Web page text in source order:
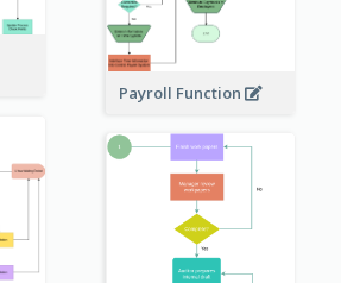
Payroll Function